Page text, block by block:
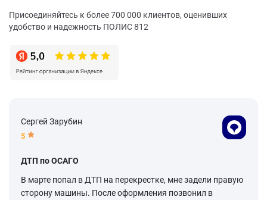
Присоединяйтесь к более 700 000 клиентов, оценивших
удобство и надежность ПОЛИС 812
Сергей Зарубин
5
ДТП по ОСАГО
В марте попал в ДТП на перекрестке, мне задели правую
сторону машины. После оформления позвонил в